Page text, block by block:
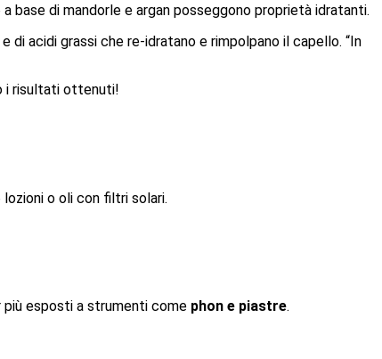
base di mandorle e argan posseggono proprietà idratanti.
di acidi grassi che re-idratano e rimpolpano il capello. “In
i risultati ottenuti!
o oli con filtri solari.
esposti a strumenti come phon e piastre.